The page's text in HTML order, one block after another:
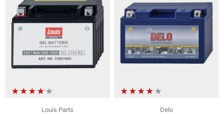
Louis Parts
Delo